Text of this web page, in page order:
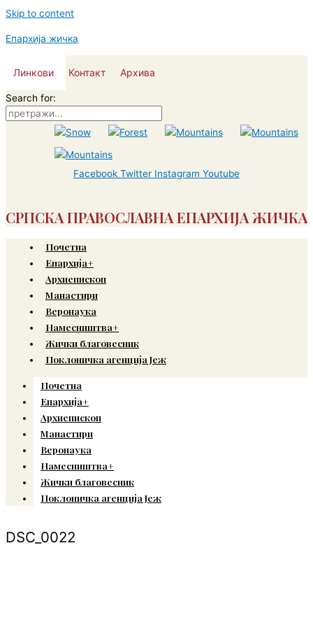
Skip to content
Епархија жичка
Линкови Контакт Архива
Search for:
Facebook Twitter Instagram Youtube
СРПСКА ПРАВОСЛАВНА ЕПАРХИЈА ЖИЧКА
Почетна
Епархија+
Архиепископ
Манастири
Веронаука
Намесништва+
Жички благовесник
Поклоничка агенција Јеж
Почетна
Епархија+
Архиепископ
Манастири
Веронаука
Намесништва+
Жички благовесник
Поклоничка агенција Јеж
DSC_0022